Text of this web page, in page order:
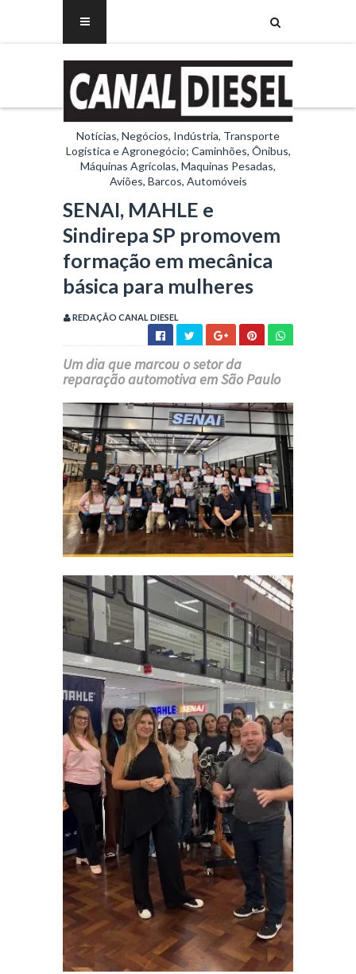
Notícias, Negócios, Indústria, Transporte
Logística e Agronegócio; Caminhões, Ônibus,
Máquinas Agrícolas, Maquinas Pesadas,
Aviões, Barcos, Automóveis
SENAI, MAHLE e
Sindirepa SP promovem
formação em mecânica
básica para mulheres
REDAÇÃO CANAL DIESEL
Um dia que marcou o setor da
reparação automotiva em São Paulo